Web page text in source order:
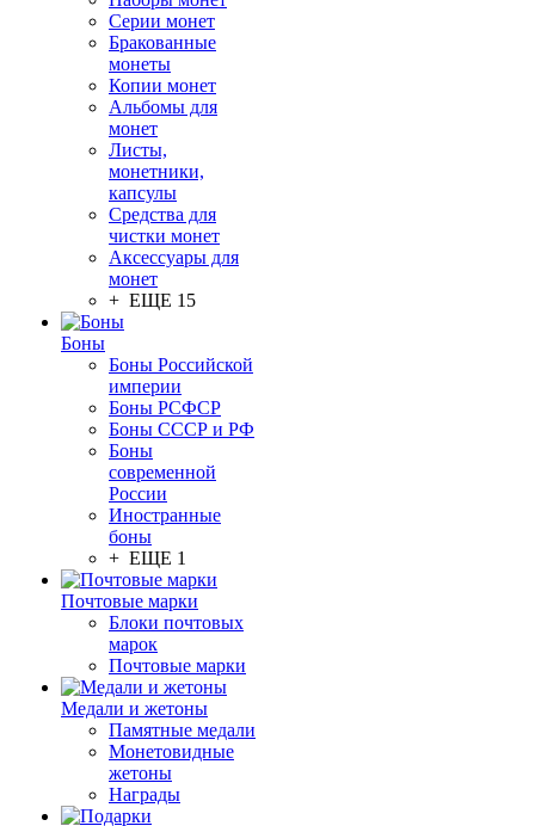
Серии монет
Бракованные
монеты
Копии монет
Альбомы для
монет
Листы,
монетники,
капсулы
Средства для
чистки монет
Аксессуары для
монет
+ ЕЩЕ 15
Боны
Боны Российской
империи
Боны РСФСР
Боны СССР и РФ
Боны
современной
России
Иностранные
боны
+ ЕЩЕ 1
Почтовые марки
Блоки почтовых
марок
Почтовые марки
Медали и жетоны
Памятные медали
Монетовидные
жетоны
Награды